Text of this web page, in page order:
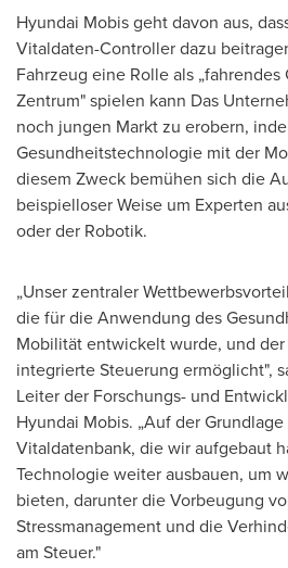
Hyundai Mobis geht davon aus,
Vitaldaten-Controller dazu
Fahrzeug eine Rolle als
Zentrum" spielen kann Das
noch jungen Markt zu erobern,
Gesundheitstechnologie mit der
diesem Zweck bemühen sich die
beispielloser Weise um Experten
oder der Robotik.
„Unser zentraler
die für die Anwendung des
Mobilität entwickelt wurde, und
integrierte Steuerung ermöglicht",
Leiter der Forschungs- und
Hyundai Mobis. „Auf der
Vitaldatenbank, die wir aufgebaut
Technologie weiter ausbauen, um
bieten, darunter die Vorbeugung
Stressmanagement und die
am Steuer."